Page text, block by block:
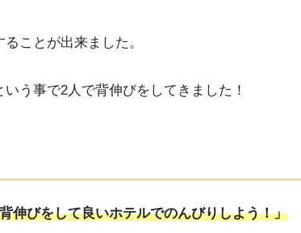
ことが出来ました。
いう事で2人で背伸びをしてきました！
伸びをして良いホテルでのんびりしよう！」